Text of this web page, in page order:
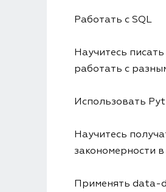
Работать с SQL
Научитесь
работать с
Использовать
Научитесь
закономерности
Применять data-